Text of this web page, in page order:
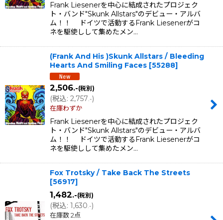
Frank Liesenerを中心に結成されたプロジェク
ト・バンド"Skunk Allstars"のデビュー・アルバ
ム！！ ドイツで活動するFrank Liesenerがコ
ネを駆使しして集めたメン…
(Frank And His )Skunk Allstars / Bleeding
Hearts And Smiling Faces [55288]
2,506.-(税別)
(税込: 2,757.-)
在庫わずか
Frank Liesenerを中心に結成されたプロジェク
ト・バンド"Skunk Allstars"のデビュー・アルバ
ム！！ ドイツで活動するFrank Liesenerがコ
ネを駆使しして集めたメン…
Fox Trotsky / Take Back The Streets
[56917]
1,482.-(税別)
(税込: 1,630.-)
在庫数 2点